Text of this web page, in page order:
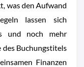
was den Aufwand
lassen sich
und noch mehr
Buchungstitels
Finanzen